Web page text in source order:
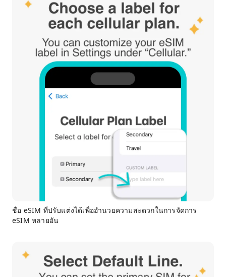
ชื่อ eSIM ที่ปรับแต่งได้เพื่ออำนวยความสะดวกในการจัดการ
eSIM หลายอัน